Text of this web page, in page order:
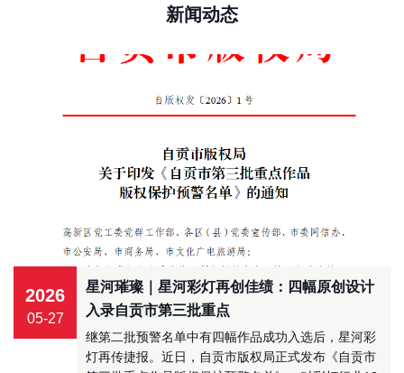
新闻动态
2026
05-27
星河璀璨｜星河彩灯再创佳绩：四幅原创设计
入录自贡市第三批重点
继第二批预警名单中有四幅作品成功入选后，星河彩
灯再传捷报。近日，自贡市版权局正式发布《自贡市